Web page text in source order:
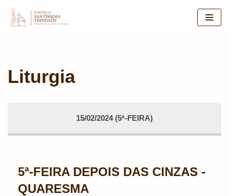
Pular
Liturgia
5ª-FEIRA DEPOIS DAS CINZAS -
QUARESMA
15/02/2024 (5ª-FEIRA)